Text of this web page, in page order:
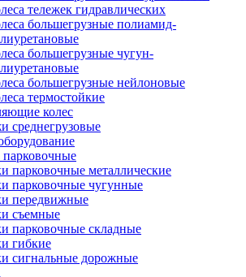
тележек гидравлических
большегрузные полиамид-
большегрузные чугун-
большегрузные нейлоновые
термостойкие
колес
среднегрузовые
парковочные
парковочные металлические
парковочные чугунные
передвижные
съемные
парковочные складные
гибкие
сигнальные дорожные